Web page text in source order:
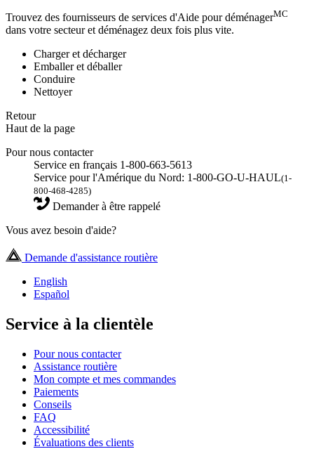
Trouvez des fournisseurs de services d'Aide pour déménagerMC
dans votre secteur et déménagez deux fois plus vite.
Charger et décharger
Emballer et déballer
Conduire
Nettoyer
Retour
Haut de la page
Pour nous contacter
Service en français 1-800-663-5613
Service pour l'Amérique du Nord: 1-800-GO-U-HAUL(1-
800-468-4285)
Demander à être rappelé
Vous avez besoin d'aide?
Demande d'assistance routière
English
Español
Service à la clientèle
Pour nous contacter
Assistance routière
Mon compte et mes commandes
Paiements
Conseils
FAQ
Accessibilité
Évaluations des clients